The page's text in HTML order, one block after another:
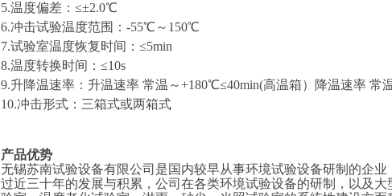
5.温度偏差：≤±2.0℃
6.冲击试验温度范围：-55℃～150℃
7.试验室温度恢复时间：≤5min
8.温度转换时间：≤10s
9.升降温速率：升温速率 常温～+180℃≤40min(高温箱） 降温速率 常
10.冲击形式： 三箱式或两箱式
产品优势
无锡苏南试验设备有限公司是国内较早从事环境试验设备研制的企
过近三十年的发展与积累，公司在各类环境试验设备的研制，以及